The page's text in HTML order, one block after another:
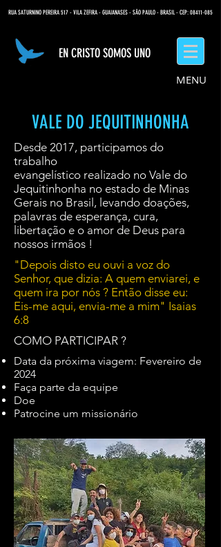
RUA SATURNINO PEREIRA 517 - VILA ZEFIRA - GUAIANASES - SÃO PAULO - BRASIL - CEP: 08411-085
EN CRISTO SOMOS UNO
MENU
VALE DO JEQUITINHONHA
Desde 2017, participamos do
trabalho
evangelístico realizado no Vale do
Jequitinhonha no estado de Minas
Gerais no Brasil, levando doações,
palavras de esperança, cura,
libertação e o amor de Deus para
nossos irmãos !
"Depois disto eu ouvi a voz do
Senhor, que dizia: A quem enviarei, e
quem ira por nós ? Então disse eu:
Eis-me aqui, envia-me a mim" Isaias
6:8
COMO PARTICIPAR ?
Data da próxima viagem: Fevereiro de
2024
Faça parte da equipe
Doe
Patrocine um missionário